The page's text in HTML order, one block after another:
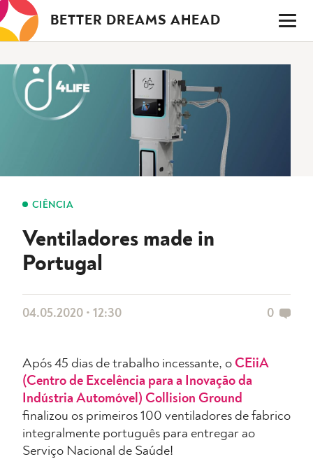
Saltar
para
o
BETTER DREAMS AHEAD
CIÊNCIA
Ventiladores made in
Portugal
04.05.2020 • 12:30 0
Após 45 dias de trabalho incessante, o CEiiA
(Centro de Excelência para a Inovação da
Indústria Automóvel) Collision Ground
finalizou os primeiros 100 ventiladores de fabrico
integralmente português para entregar ao
Serviço Nacional de Saúde!